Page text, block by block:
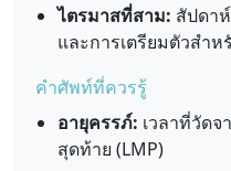
ไตรมาสที่สาม: สัปดา
และการเตรียมตัวสำ
คำศัพท์ที่ควรรู้
อายุครรภ์: เวลาที่วัด
สุดท้าย (LMP)